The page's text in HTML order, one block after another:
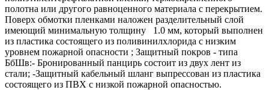
полотна или другого равноценного материала с перекрытием.
Поверх обмотки пленками наложен разделительный слой
имеющий минимальную толщину 1.0 мм, который выполнен
из пластика состоящего из поливинилхлорида с низким
уровнем пожарной опасности ; Защитный покров - типа
БбШв:- Бронированный панцирь состоит из двух лент из
стали; -Защитный кабельный шланг выпрессован из пластика
состоящего из ПВХ с низкой пожарной опасностью.